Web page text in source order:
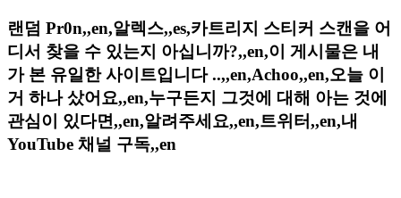
랜덤 Pr0n,,en,알렉스,,es,카트리지 스티커 스캔을 어
디서 찾을 수 있는지 아십니까?,,en,이 게시물은 내
가 본 유일한 사이트입니다 ..,,en,Achoo,,en,오늘 이
거 하나 샀어요,,en,누구든지 그것에 대해 아는 것에
관심이 있다면,,en,알려주세요,,en,트위터,,en,내
YouTube 채널 구독,,en